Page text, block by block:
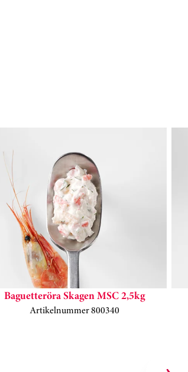
Baguetteröra Skagen MSC 2,5kg
Artikelnummer 800340